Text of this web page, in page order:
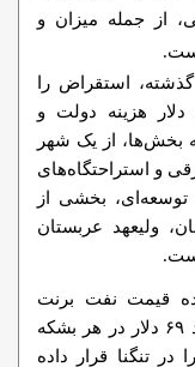
از جمله میزان و
استقراض را
هزینه دولت و
بخش‌ها، از یک شهر
و استراحتگاه‌های
توسعه‌ای، بخشی از
بن سلمان، ولیعهد عربستان
قیمت نفت برنت
امسال ۸ درصد کاهش یافته و به حدود ۶۹ دلار در هر بشکه
تنگنا قرار داده